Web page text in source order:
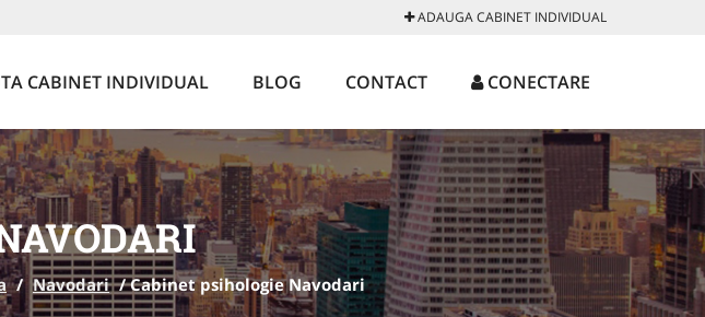
ADAUGA CABINET INDIVIDUAL
CABINET INDIVIDUAL BLOG CONTACT CONECTARE
/ Navodari /Cabinet psihologie Navodari